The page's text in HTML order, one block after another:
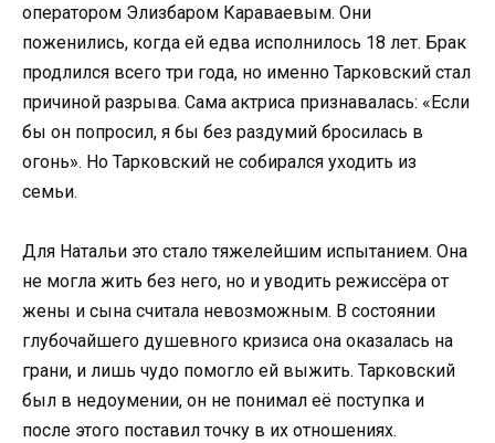
оператором Элизбаром Караваевым. Они
поженились, когда ей едва исполнилось 18 лет. Брак
продлился всего три года, но именно Тарковский стал
причиной разрыва. Сама актриса признавалась: «Если
бы он попросил, я бы без раздумий бросилась в
огонь». Но Тарковский не собирался уходить из
семьи.
Для Натальи это стало тяжелейшим испытанием. Она
не могла жить без него, но и уводить режиссёра от
жены и сына считала невозможным. В состоянии
глубочайшего душевного кризиса она оказалась на
грани, и лишь чудо помогло ей выжить. Тарковский
был в недоумении, он не понимал её поступка и
после этого поставил точку в их отношениях.